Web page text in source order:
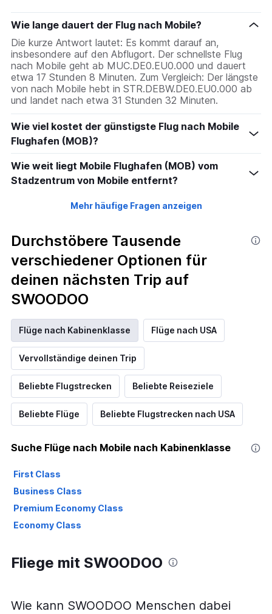
Wie lange dauert der Flug nach Mobile?
Die kurze Antwort lautet: Es kommt darauf an,
insbesondere auf den Abflugort. Der schnellste Flug
nach Mobile geht ab MUC.DE0.EU0.000 und dauert
etwa 17 Stunden 8 Minuten. Zum Vergleich: Der längste
von nach Mobile hebt in STR.DEBW.DE0.EU0.000 ab
und landet nach etwa 31 Stunden 32 Minuten.
Wie viel kostet der günstigste Flug nach Mobile
Flughafen (MOB)?
Wie weit liegt Mobile Flughafen (MOB) vom
Stadzentrum von Mobile entfernt?
Mehr häufige Fragen anzeigen
Durchstöbere Tausende
verschiedener Optionen für
deinen nächsten Trip auf
SWOODOO
Flüge nach Kabinenklasse Flüge nach USA
Vervollständige deinen Trip
Beliebte Flugstrecken Beliebte Reiseziele
Beliebte Flüge Beliebte Flugstrecken nach USA
Suche Flüge nach Mobile nach Kabinenklasse
First Class
Business Class
Premium Economy Class
Economy Class
Fliege mit SWOODOO
Wie kann SWOODOO Menschen dabei